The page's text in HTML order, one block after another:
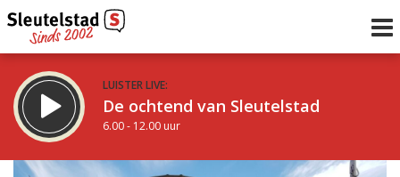
LUISTER LIVE:
De ochtend van Sleutelstad
6.00 - 12.00 uur
STRAKS: